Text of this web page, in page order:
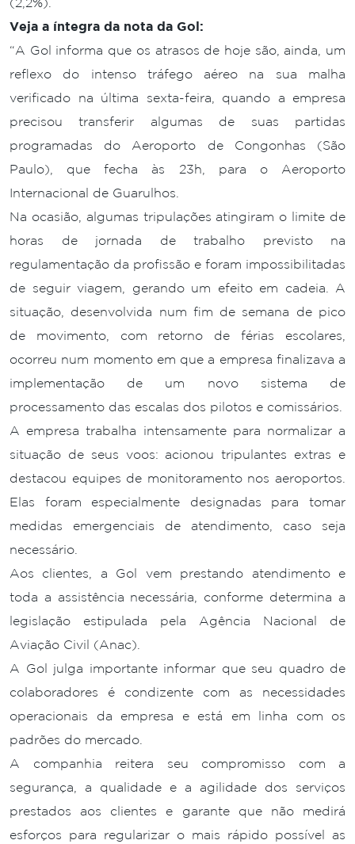
Veja a íntegra da nota da Gol:
“A Gol informa que os atrasos de hoje são, ainda, um
reflexo do intenso tráfego aéreo na sua malha
verificado na última sexta-feira, quando a empresa
precisou transferir algumas de suas partidas
programadas do Aeroporto de Congonhas (São
Paulo), que fecha às 23h, para o Aeroporto
Internacional de Guarulhos.
Na ocasião, algumas tripulações atingiram o limite de
horas de jornada de trabalho previsto na
regulamentação da profissão e foram impossibilitadas
de seguir viagem, gerando um efeito em cadeia. A
situação, desenvolvida num fim de semana de pico
de movimento, com retorno de férias escolares,
ocorreu num momento em que a empresa finalizava a
implementação de um novo sistema de
processamento das escalas dos pilotos e comissários.
A empresa trabalha intensamente para normalizar a
situação de seus voos: acionou tripulantes extras e
destacou equipes de monitoramento nos aeroportos.
Elas foram especialmente designadas para tomar
medidas emergenciais de atendimento, caso seja
necessário.
Aos clientes, a Gol vem prestando atendimento e
toda a assistência necessária, conforme determina a
legislação estipulada pela Agência Nacional de
Aviação Civil (Anac).
A Gol julga importante informar que seu quadro de
colaboradores é condizente com as necessidades
operacionais da empresa e está em linha com os
padrões do mercado.
A companhia reitera seu compromisso com a
segurança, a qualidade e a agilidade dos serviços
prestados aos clientes e garante que não medirá
esforços para regularizar o mais rápido possível as